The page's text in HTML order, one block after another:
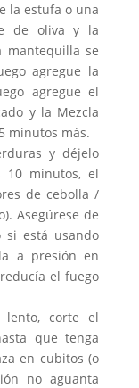
la estufa o una
de oliva y la
mantequilla se
agregue la
agregue el
y la Mezcla
minutos más.
y déjelo
minutos, el
de cebolla /
Asegúrese de
si está usando
a presión en
el fuego
lento, corte el
que tenga
en cubitos (o
no aguanta